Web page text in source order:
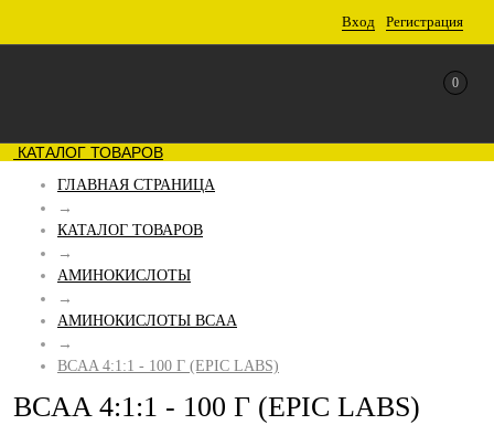
Вход Регистрация
0
КАТАЛОГ ТОВАРОВ
ГЛАВНАЯ СТРАНИЦА
→
КАТАЛОГ ТОВАРОВ
→
АМИНОКИСЛОТЫ
→
АМИНОКИСЛОТЫ BCAA
→
BCAA 4:1:1 - 100 Г (EPIC LABS)
BCAA 4:1:1 - 100 Г (EPIC LABS)